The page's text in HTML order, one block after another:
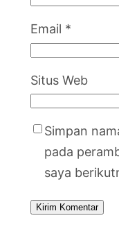
Email *
Situs Web
Simpan
pada
saya